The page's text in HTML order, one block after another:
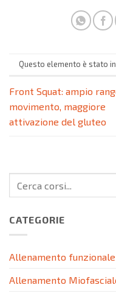
Questo elemento è stato
Front Squat: ampio
movimento, maggiore
attivazione del gluteo
CATEGORIE
Allenamento funzionale
Allenamento